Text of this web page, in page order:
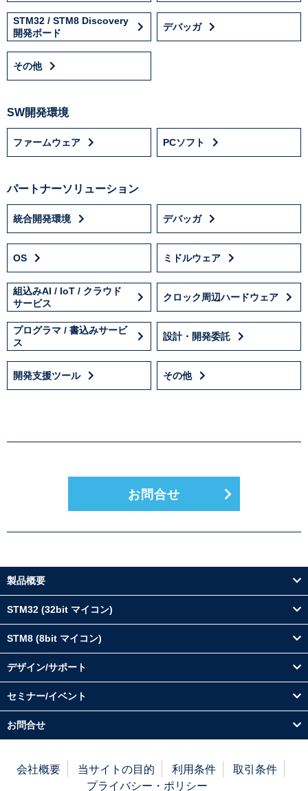
STM32 / STM8 Discovery
開発ボード
デバッガ
その他
SW開発環境
ファームウェア PCソフト
パートナーソリューション
統合開発環境 デバッガ
OS ミドルウェア
組込みAI / IoT / クラウド
サービス
クロック周辺ハードウェア
プログラマ / 書込みサービ
ス
設計・開発委託
開発支援ツール その他
お問合せ
製品概要
STM32 (32bit マイコン)
STM8 (8bit マイコン)
デザイン/サポート
セミナー/イベント
お問合せ
会社概要 当サイトの目的 利用条件
取引条件
プライバシー・ポリシー